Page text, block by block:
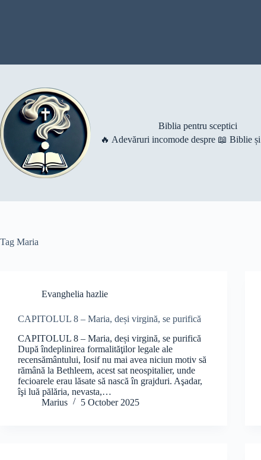
Biblia pentru sceptici
🔥 Adevăruri incomode despre 📖 Biblie
Tag Maria
Evanghelia hazlie
CAPITOLUL 8 – Maria, deși virgină, se purifică
CAPITOLUL 8 – Maria, deși virgină, se purifică
După îndeplinirea formalităţilor legale ale
recensământului, Iosif nu mai avea niciun motiv să
rămână la Bethleem, acest sat neospitalier, unde
fecioarele erau lăsate să nască în grajduri. Aşadar,
îşi luă pălăria, nevasta,…
Marius
5 October 2025